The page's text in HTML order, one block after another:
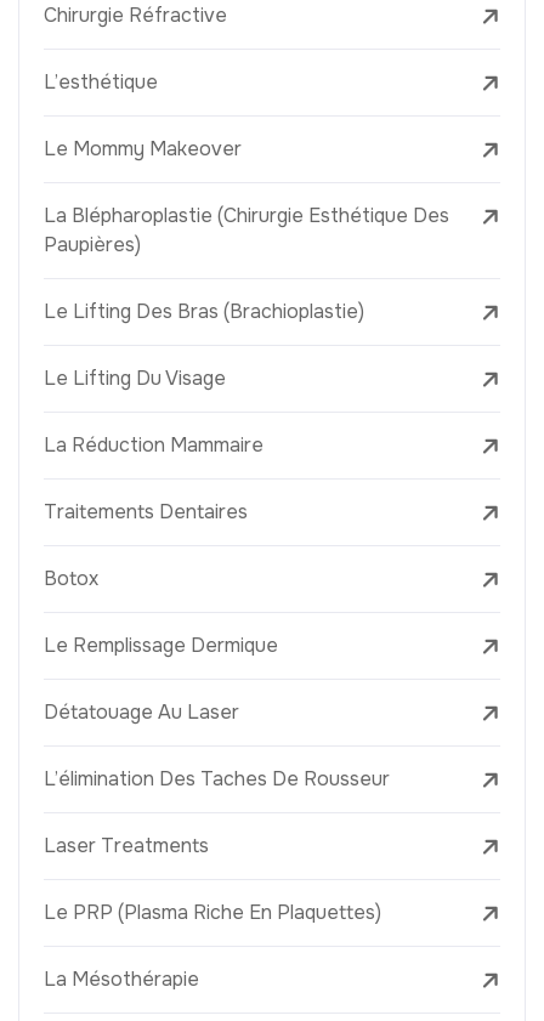
Chirurgie Réfractive
L’esthétique
Le Mommy Makeover
La Blépharoplastie (Chirurgie Esthétique Des
Paupières)
Le Lifting Des Bras (Brachioplastie)
Le Lifting Du Visage
La Réduction Mammaire
Traitements Dentaires
Botox
Le Remplissage Dermique
Détatouage Au Laser
L’élimination Des Taches De Rousseur
Laser Treatments
Le PRP (Plasma Riche En Plaquettes)
La Mésothérapie